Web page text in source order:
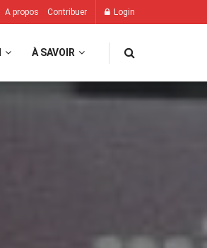
A propos Contribuer Login
À SAVOIR